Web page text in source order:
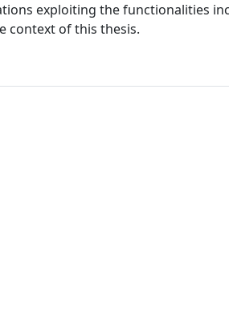
exploiting the functionalities
context of this thesis.